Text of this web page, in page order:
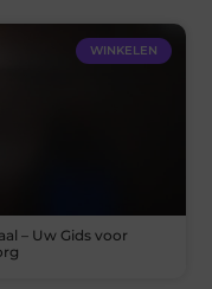
WINKELEN
– Uw Gids voor